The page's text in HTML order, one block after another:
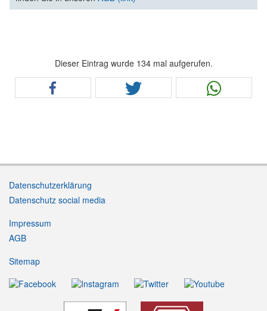
Dieser Eintrag wurde 134 mal aufgerufen.
Datenschutzerklärung
Datenschutz social media
Impressum
AGB
Sitemap